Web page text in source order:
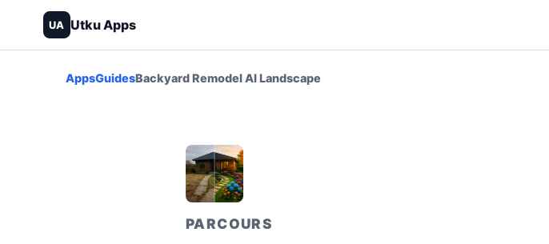
UA Utku Apps
AppsGuidesBackyard Remodel AI Landscape
PARCOURS